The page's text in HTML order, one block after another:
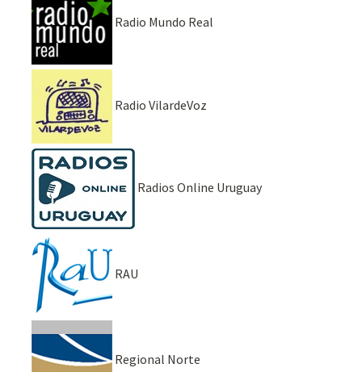
Radio Mundo Real
Radio VilardeVoz
Radios Online Uruguay
RAU
Regional Norte